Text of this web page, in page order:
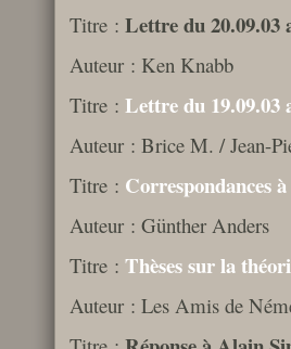
Titre : Lettre du 20.09.03
Auteur : Ken Knabb
Titre : Lettre du 19.09.03
Auteur : Brice M. / Jean-
Titre : Correspondances
Auteur : Günther Anders
Titre : Thèses sur la
Auteur : Les Amis de